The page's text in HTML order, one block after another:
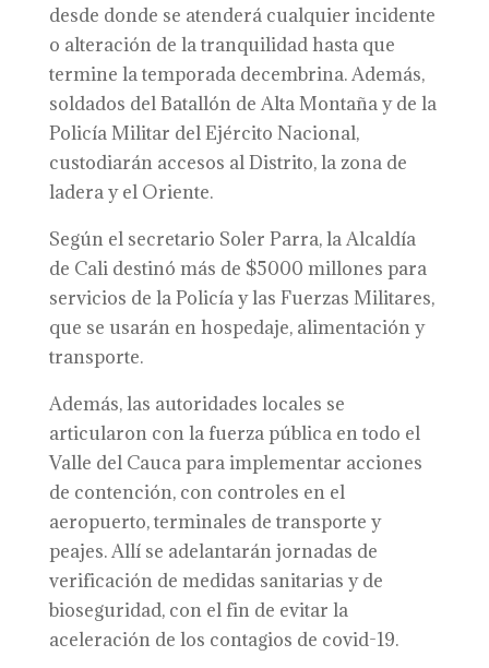
desde donde se atenderá cualquier incidente
o alteración de la tranquilidad hasta que
termine la temporada decembrina. Además,
soldados del Batallón de Alta Montaña y de la
Policía Militar del Ejército Nacional,
custodiarán accesos al Distrito, la zona de
ladera y el Oriente.
Según el secretario Soler Parra, la Alcaldía
de Cali destinó más de $5000 millones para
servicios de la Policía y las Fuerzas Militares,
que se usarán en hospedaje, alimentación y
transporte.
Además, las autoridades locales se
articularon con la fuerza pública en todo el
Valle del Cauca para implementar acciones
de contención, con controles en el
aeropuerto, terminales de transporte y
peajes. Allí se adelantarán jornadas de
verificación de medidas sanitarias y de
bioseguridad, con el fin de evitar la
aceleración de los contagios de covid-19.